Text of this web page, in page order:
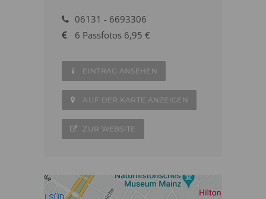
06131 - 6693306
6 Passfotos 6,95 €
EINTRAG ANSEHEN
AUF DER KARTE ANZEIGEN
ZUR WEBSITE